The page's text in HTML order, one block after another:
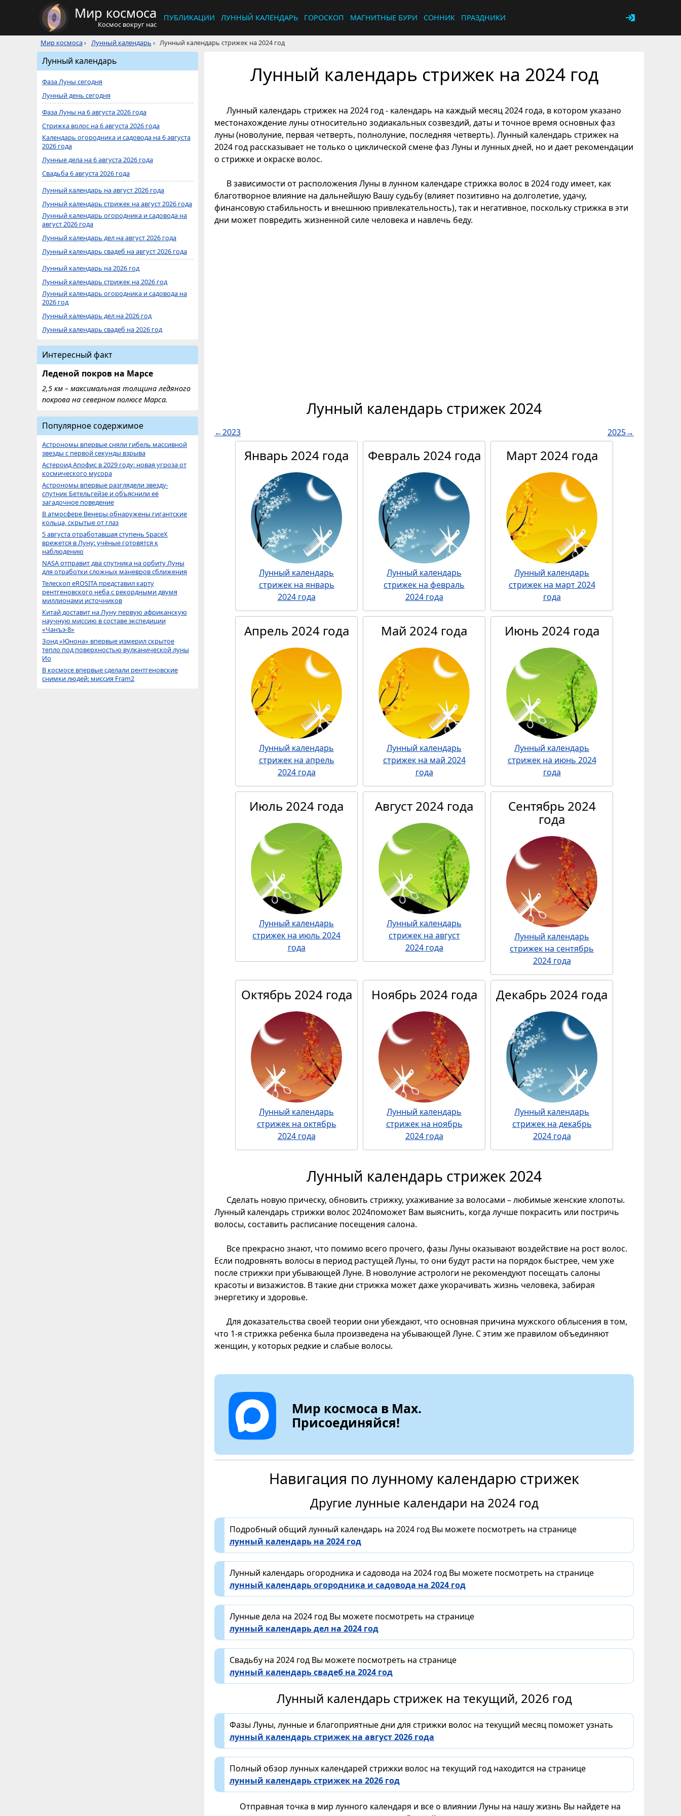
Мир космоса
Космос вокруг нас
ПУБЛИКАЦИИ ЛУННЫЙ КАЛЕНДАРЬ ГОРОСКОП МАГНИТНЫЕ БУРИ СОННИК ПРАЗДНИКИ
Мир космоса› Лунный календарь › Лунный календарь стрижек на 2024 год
Лунный календарь стрижек на 2024 год
Лунный календарь стрижек на 2024 год - календарь на каждый месяц 2024 года, в котором указано
местонахождение луны относительно зодиакальных созвездий, даты и точное время основных фаз
луны (новолуние, первая четверть, полнолуние, последняя четверть). Лунный календарь стрижек на
2024 год рассказывает не только о циклической смене фаз Луны и лунных дней, но и дает рекомендации
о стрижке и окраске волос.
В зависимости от расположения Луны в лунном календаре стрижка волос в 2024 году имеет, как
благотворное влияние на дальнейшую Вашу судьбу (влияет позитивно на долголетие, удачу,
финансовую стабильность и внешнюю привлекательность), так и негативное, поскольку стрижка в эти
дни может повредить жизненной силе человека и навлечь беду.
Лунный календарь стрижек 2024
←2023 2025→
Январь 2024 года
Лунный календарь
стрижек на январь
2024 года
Февраль 2024 года
Лунный календарь
стрижек на февраль
2024 года
Март 2024 года
Лунный календарь
стрижек на март 2024
года
Апрель 2024 года
Лунный календарь
стрижек на апрель
2024 года
Май 2024 года
Лунный календарь
стрижек на май 2024
года
Июнь 2024 года
Лунный календарь
стрижек на июнь 2024
года
Июль 2024 года
Лунный календарь
стрижек на июль 2024
года
Август 2024 года
Лунный календарь
стрижек на август
2024 года
Сентябрь 2024
года
Лунный календарь
стрижек на сентябрь
2024 года
Октябрь 2024 года
Лунный календарь
стрижек на октябрь
2024 года
Ноябрь 2024 года
Лунный календарь
стрижек на ноябрь
2024 года
Декабрь 2024 года
Лунный календарь
стрижек на декабрь
2024 года
Лунный календарь стрижек 2024
Сделать новую прическу, обновить стрижку, ухаживание за волосами – любимые женские хлопоты.
Лунный календарь стрижки волос 2024поможет Вам выяснить, когда лучше покрасить или постричь
волосы, составить расписание посещения салона.
Все прекрасно знают, что помимо всего прочего, фазы Луны оказывают воздействие на рост волос.
Если подровнять волосы в период растущей Луны, то они будут расти на порядок быстрее, чем уже
после стрижки при убывающей Луне. В новолуние астрологи не рекомендуют посещать салоны
красоты и визажистов. В такие дни стрижка может даже укорачивать жизнь человека, забирая
энергетику и здоровье.
Для доказательства своей теории они убеждают, что основная причина мужского облысения в том,
что 1-я стрижка ребенка была произведена на убывающей Луне. С этим же правилом объединяют
женщин, у которых редкие и слабые волосы.
Мир космоса в Max.
Присоединяйся!
Навигация по лунному календарю стрижек
Другие лунные календари на 2024 год
Подробный общий лунный календарь на 2024 год Вы можете посмотреть на странице
лунный календарь на 2024 год
Лунный календарь огородника и садовода на 2024 год Вы можете посмотреть на странице
лунный календарь огородника и садовода на 2024 год
Лунные дела на 2024 год Вы можете посмотреть на странице
лунный календарь дел на 2024 год
Свадьбу на 2024 год Вы можете посмотреть на странице
лунный календарь свадеб на 2024 год
Лунный календарь стрижек на текущий, 2026 год
Фазы Луны, лунные и благоприятные дни для стрижки волос на текущий месяц поможет узнать
лунный календарь стрижек на август 2026 года
Полный обзор лунных календарей стрижки волос на текущий год находится на странице
лунный календарь стрижек на 2026 год
Отправная точка в мир лунного календаря и все о влиянии Луны на нашу жизнь Вы найдете на
Лунный календарь
Фаза Луны сегодня
Лунный день сегодня
Фаза Луны на 6 августа 2026 года
Стрижка волос на 6 августа 2026 года
Календарь огородника и садовода на 6 августа
2026 года
Лунные дела на 6 августа 2026 года
Свадьба 6 августа 2026 года
Лунный календарь на август 2026 года
Лунный календарь стрижек на август 2026 года
Лунный календарь огородника и садовода на
август 2026 года
Лунный календарь дел на август 2026 года
Лунный календарь свадеб на август 2026 года
Лунный календарь на 2026 год
Лунный календарь стрижек на 2026 год
Лунный календарь огородника и садовода на
2026 год
Лунный календарь дел на 2026 год
Лунный календарь свадеб на 2026 год
Интересный факт
Леденой покров на Марсе
2,5 км – максимальная толщина ледяного
покрова на северном полюсе Марса.
Популярное содержимое
Астрономы впервые сняли гибель массивной
звезды с первой секунды взрыва
Астероид Апофис в 2029 году: новая угроза от
космического мусора
Астрономы впервые разглядели звезду-
спутник Бетельгейзе и объяснили её
загадочное поведение
В атмосфере Венеры обнаружены гигантские
кольца, скрытые от глаз
5 августа отработавшая ступень SpaceX
врежется в Луну: учёные готовятся к
наблюдению
NASA отправит два спутника на орбиту Луны
для отработки сложных маневров сближения
Телескоп eROSITA представил карту
рентгеновского неба с рекордными двумя
миллионами источников
Китай доставит на Луну первую африканскую
научную миссию в составе экспедиции
«Чанъэ-8»
Зонд «Юнона» впервые измерил скрытое
тепло под поверхностью вулканической луны
Ио
В космосе впервые сделали рентгеновские
снимки людей: миссия Fram2